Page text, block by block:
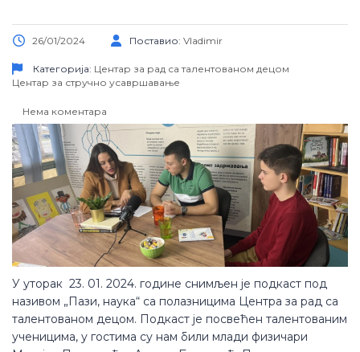
26/01/2024 Поставио: Vladimir
Категорија: Центар за рад са талентованом децом
Центар за стручно усавршавање
Нема коментара
У уторак 23. 01. 2024. године снимљен је подкаст под
називом „Пази, наука“ са полазницима Центра за рад са
талентованом децом. Подкаст је посвећен талентованим
ученицима, у гостима су нам били млади физичари